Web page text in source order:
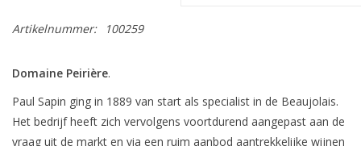
Artikelnummer: 100259
Domaine Peirière.
Paul Sapin ging in 1889 van start als specialist in de Beaujolais.
Het bedrijf heeft zich vervolgens voortdurend aangepast aan de
vraag uit de markt en via een ruim aanbod aantrekkelijke wijnen